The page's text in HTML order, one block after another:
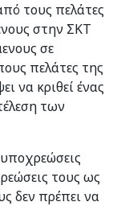
τους πελάτες
στην ΣΚΤ
σε
πελάτες της
να κριθεί ένας
των
τους ως
δεν πρέπει να